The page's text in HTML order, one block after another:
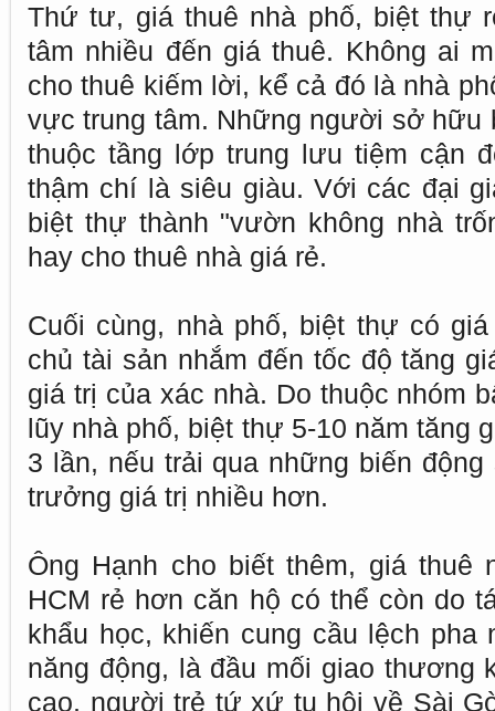
Thứ tư, giá thuê nhà phố, biệt thự
tâm nhiều đến giá thuê. Không ai
cho thuê kiếm lời, kể cả đó là nhà
vực trung tâm. Những người sở hữu
thuộc tầng lớp trung lưu tiệm cận
thậm chí là siêu giàu. Với các đại
biệt thự thành "vườn không nhà
hay cho thuê nhà giá rẻ.
Cuối cùng, nhà phố, biệt thự có
chủ tài sản nhắm đến tốc độ tăng
giá trị của xác nhà. Do thuộc nhóm
lũy nhà phố, biệt thự 5-10 năm tăng
3 lần, nếu trải qua những biến
trưởng giá trị nhiều hơn.
Ông Hạnh cho biết thêm, giá thuê
HCM rẻ hơn căn hộ có thể còn do
khẩu học, khiến cung cầu lệch pha
năng động, là đầu mối giao thương
cao, người trẻ tứ xứ tụ hội về Sài